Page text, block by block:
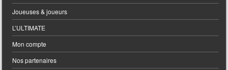
Joueuses & joueurs
L’ULTIMATE
Mon compte
Nos partenaires